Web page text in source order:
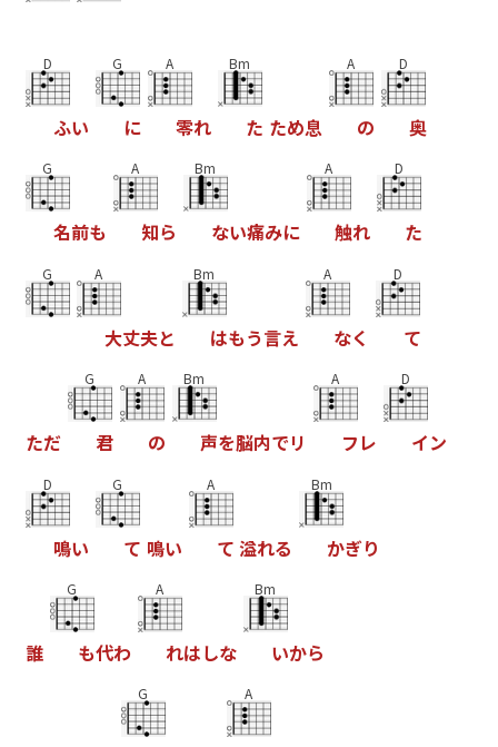
D
ふい
G
に
A
零れ
Bm
た ため息
A
の
D
奥
G
名前も
A
知ら
Bm
ない痛みに
A
触れ
D
た
G A
大丈夫と
Bm
はもう言え
A
なく
D
て
ただ
G
君
A
の
Bm
声を脳内でリ
A
フ レ
D
イン
D
鳴い
G
て 鳴い
A
て 溢れる
Bm
かぎり
誰
G
も代わ
A
れはしな
Bm
いから
G A